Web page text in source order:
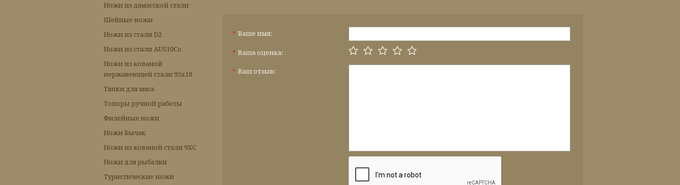
Ваше имя:
*
Ваша оценка:
*
Ваш отзыв:
*
Ножи из дамасской стали
Шейные ножи
Ножи из стали D2
Ножи из стали AUS10Co
Ножи из кованой
нержавеющей стали 95х18
Тяпки для мяса
Топоры ручной работы
Филейные ножи
Ножи Бычак
Ножи из кованой стали 9ХС
Ножи для рыбалки
Туристические ножи